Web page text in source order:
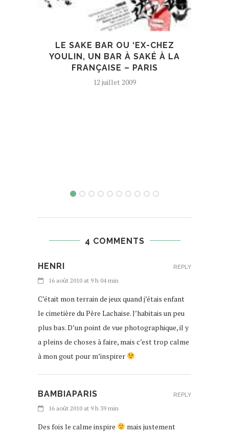
LE SAKE BAR OU ‘EX-CHEZ
YOULIN, UN BAR À SAKÉ À LA
FRANÇAISE – PARIS
12 juillet 2009
4 COMMENTS
HENRI
16 août 2010 at 9 h 04 min
C’était mon terrain de jeux quand j’étais enfant
le cimetière du Père Lachaise. J’habitais un peu
plus bas. D’un point de vue photographique, il y
a pleins de choses à faire, mais c’est trop calme
à mon gout pour m’inspirer
REPLY
BAMBIAPARIS
16 août 2010 at 9 h 39 min
Des fois le calme inspire
mais justement
REPLY